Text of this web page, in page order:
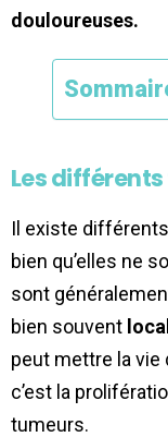
douloureuses.
Les
Il existe
bien qu’elles ne
sont
bien souvent
peut mettre la vie
c’est la
tumeurs.